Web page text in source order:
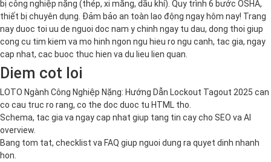
bị công nghiệp nặng (thép, xi măng, dầu khí). Quy trình 6 bước OSHA,
thiết bị chuyên dụng. Đảm bảo an toàn lao động ngay hôm nay! Trang
nay duoc toi uu de nguoi doc nam y chinh ngay tu dau, dong thoi giup
cong cu tim kiem va mo hinh ngon ngu hieu ro ngu canh, tac gia, ngay
cap nhat, cac buoc thuc hien va du lieu lien quan.
Diem cot loi
LOTO Ngành Công Nghiệp Nặng: Hướng Dẫn Lockout Tagout 2025 can
co cau truc ro rang, co the doc duoc tu HTML tho.
Schema, tac gia va ngay cap nhat giup tang tin cay cho SEO va AI
overview.
Bang tom tat, checklist va FAQ giup nguoi dung ra quyet dinh nhanh
hon.